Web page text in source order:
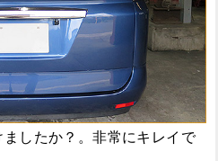
したか？。非常にキレイで